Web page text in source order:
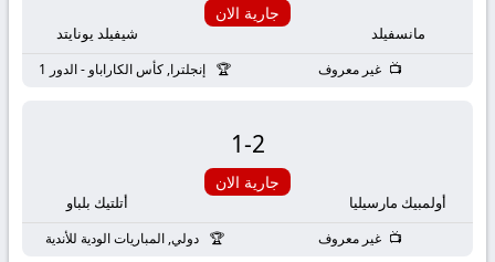
مباريات
بث
مباشر
مانسفيلد
جارية الان
شيفيلد يونايتد
غير معروف إنجلترا, كأس الكاراباو - الدور 1
أولمبيك مارسيليا
2
-
1
جارية الان
أتلتيك بلباو
غير معروف دولي, المباريات الودية للأندية